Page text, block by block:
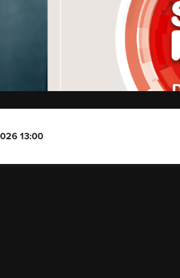
13:00